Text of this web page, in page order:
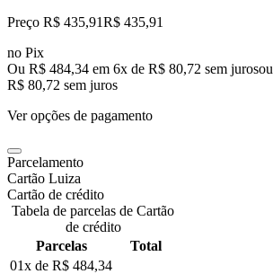
Preço R$ 435,91R$ 435,91
no Pix
Ou R$ 484,34 em 6x de R$ 80,72 sem jurosou
R$ 80,72 sem juros
Ver opções de pagamento
Parcelamento
Cartão Luiza
Cartão de crédito
Tabela de parcelas de Cartão
de crédito
Parcelas
Total
01x de R$ 484,34